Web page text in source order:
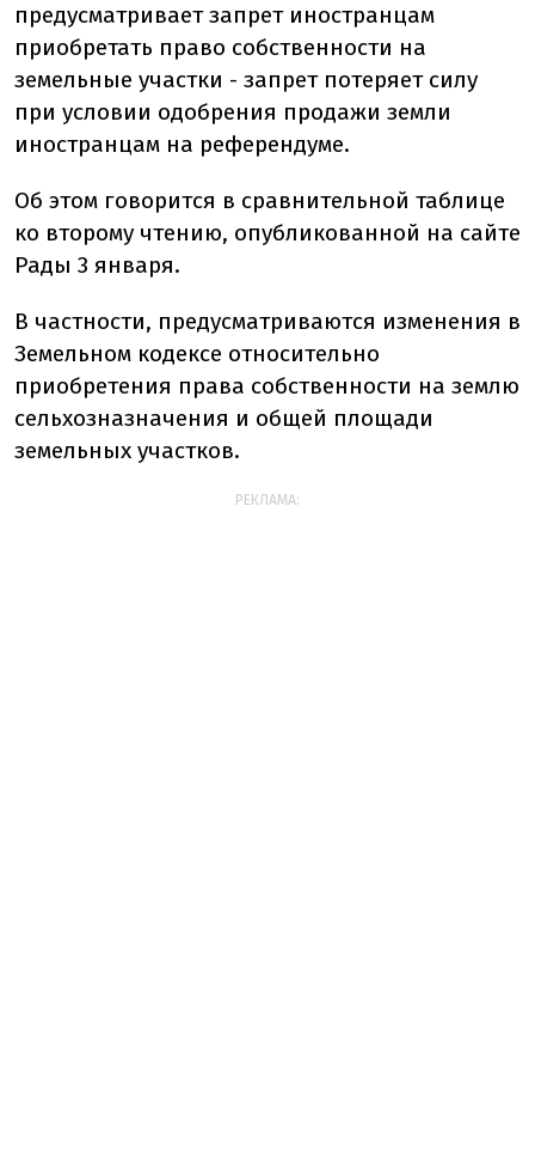
предусматривает запрет иностранцам
приобретать право собственности на
земельные участки - запрет потеряет силу
при условии одобрения продажи земли
иностранцам на референдуме.
Об этом говорится в сравнительной таблице
ко второму чтению, опубликованной на сайте
Рады 3 января.
В частности, предусматриваются изменения в
Земельном кодексе относительно
приобретения права собственности на землю
сельхозназначения и общей площади
земельных участков.
РЕКЛАМА: